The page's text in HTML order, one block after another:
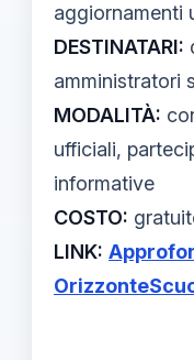
aggiornamenti
DESTINATARI:
amministratori
MODALITÀ:
ufficiali,
informative
COSTO:
LINK: